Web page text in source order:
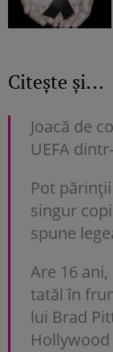
Citește și...
Joacă de
UEFA
Pot
singur
spune
Are 16
tatăl în
lui Brad
Hollywood